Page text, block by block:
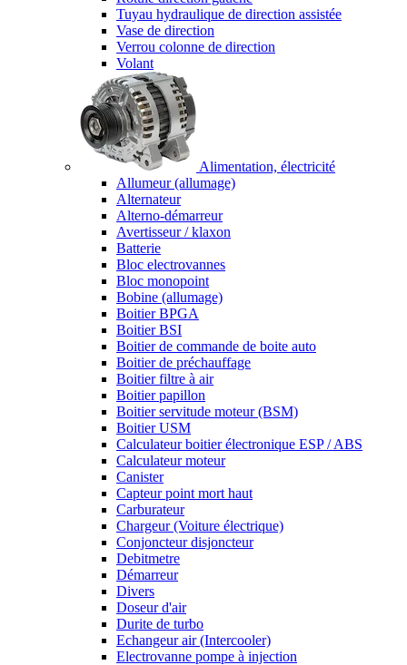
Tuyau hydraulique de direction assistée
Vase de direction
Verrou colonne de direction
Volant
Alimentation, électricité
Allumeur (allumage)
Alternateur
Alterno-démarreur
Avertisseur / klaxon
Batterie
Bloc electrovannes
Bloc monopoint
Bobine (allumage)
Boitier BPGA
Boitier BSI
Boitier de commande de boite auto
Boitier de préchauffage
Boitier filtre à air
Boitier papillon
Boitier servitude moteur (BSM)
Boitier USM
Calculateur boitier électronique ESP / ABS
Calculateur moteur
Canister
Capteur point mort haut
Carburateur
Chargeur (Voiture électrique)
Conjoncteur disjoncteur
Debitmetre
Démarreur
Divers
Doseur d'air
Durite de turbo
Echangeur air (Intercooler)
Electrovanne pompe à injection